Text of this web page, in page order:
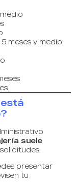
5 meses y medio
suele
presentar
tu